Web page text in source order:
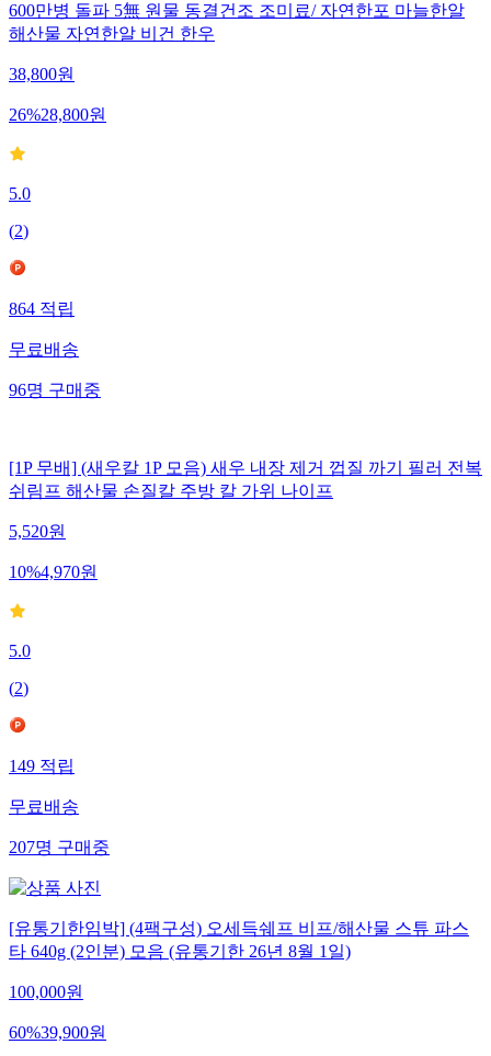
600만병 돌파 5無 원물 동결건조 조미료/ 자연한포 마늘한알
해산물 자연한알 비건 한우
38,800원
26%28,800원
5.0
(2)
864 적립
무료배송
96명 구매중
[1P 무배] (새우칼 1P 모음) 새우 내장 제거 껍질 까기 필러 전복
쉬림프 해산물 손질칼 주방 칼 가위 나이프
5,520원
10%4,970원
5.0
(2)
149적립
무료배송
207명구매중
[유통기한임박] (4팩구성) 오세득쉐프 비프/해산물 스튜 파스
타 640g (2인분) 모음 (유통기한 26년 8월 1일)
100,000원
60%39,900원